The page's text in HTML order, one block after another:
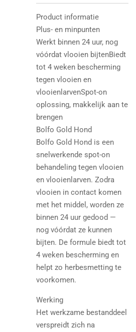
Product informatie
Plus- en minpunten
Werkt binnen 24 uur, nog
vóórdat vlooien bijtenBiedt
tot 4 weken bescherming
tegen vlooien en
vlooienlarvenSpot-on
oplossing, makkelijk aan te
brengen
Bolfo Gold Hond
Bolfo Gold Hond is een
snelwerkende spot-on
behandeling tegen vlooien
en vlooienlarven. Zodra
vlooien in contact komen
met het middel, worden ze
binnen 24 uur gedood —
nog vóórdat ze kunnen
bijten. De formule biedt tot
4 weken bescherming en
helpt zo herbesmetting te
voorkomen.
Werking
Het werkzame bestanddeel
verspreidt zich na